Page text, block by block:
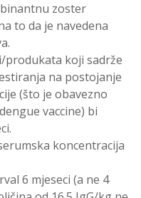
zoster
to da je navedena
koji sadrže
na postojanje
(što je obavezno
vaccine) bi
koncentracija
6 mjeseci (a ne 4